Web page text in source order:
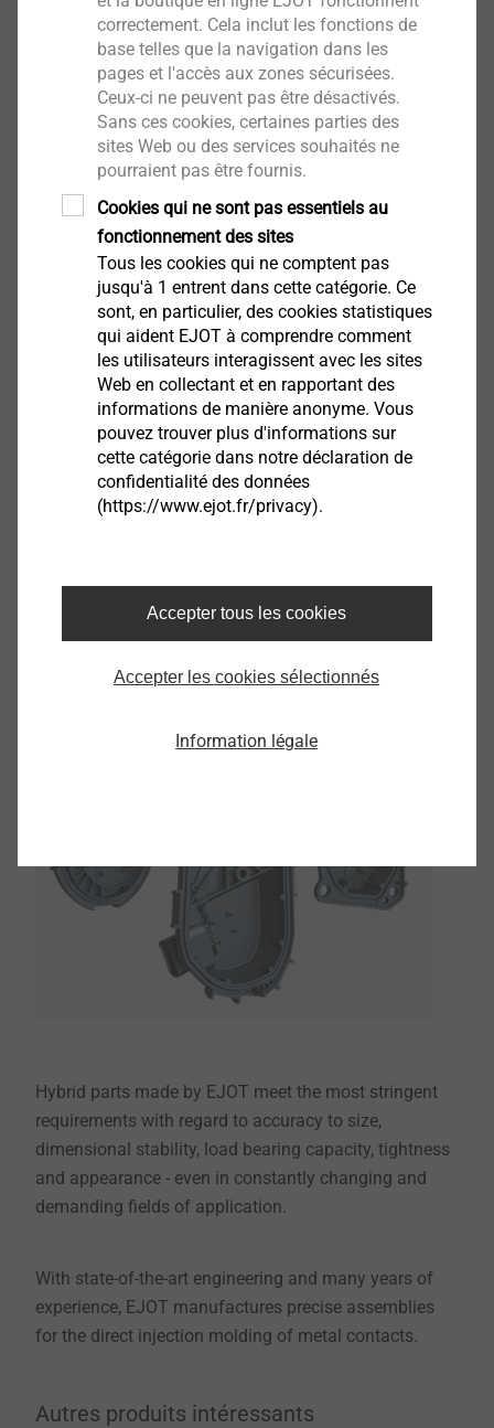
CAD & More sur ejot.com
Votre enregistrement sur notre site vous donnera
accès aux nombreux services que nous mettons
à votre disposition : données CAO, informations
produits, PDF des dessins techniques de nos
produits DELTA PT®, SHEETtracs®et ALtracs®
Plus. En outre, CAD & more vous offre la
possibilité de créer une simulation numérique
d'un assemblage ou de vérifier leur faisabilité
avec les "APPLICATION CHECKs".
CAD & more
EJOT Covers
Hybrid parts made by EJOT meet the most stringent
requirements with regard to accuracy to size,
dimensional stability, load bearing capacity, tightness
and appearance - even in constantly changing and
demanding fields of application.
With state-of-the-art engineering and many years of
experience, EJOT manufactures precise assemblies
for the direct injection molding of metal contacts.
Autres produits intéressants
correctement. Cela inclut les fonctions de
base telles que la navigation dans les
pages et l'accès aux zones sécurisées.
Ceux-ci ne peuvent pas être désactivés.
Sans ces cookies, certaines parties des
sites Web ou des services souhaités ne
pourraient pas être fournis.
Cookies qui ne sont pas essentiels au
fonctionnement des sites
Tous les cookies qui ne comptent pas
jusqu'à 1 entrent dans cette catégorie. Ce
sont, en particulier, des cookies statistiques
qui aident EJOT à comprendre comment
les utilisateurs interagissent avec les sites
Web en collectant et en rapportant des
informations de manière anonyme. Vous
pouvez trouver plus d'informations sur
cette catégorie dans notre déclaration de
confidentialité des données
(https://www.ejot.fr/privacy).
Accepter tous les cookies
Accepter les cookies sélectionnés
Information légale